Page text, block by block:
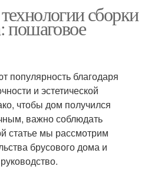
сборки
пошаговое
популярность благодаря
и эстетической
чтобы дом получился
важно соблюдать
статье мы рассмотрим
брусового дома и